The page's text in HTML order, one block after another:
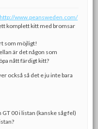
http://www.peansweden.com/
komplett kitt med bromsar
som möjligt!
är det någon som
nått färdigt kitt?
också så det e ju inte bara
00 i listan (kanske såg fel)